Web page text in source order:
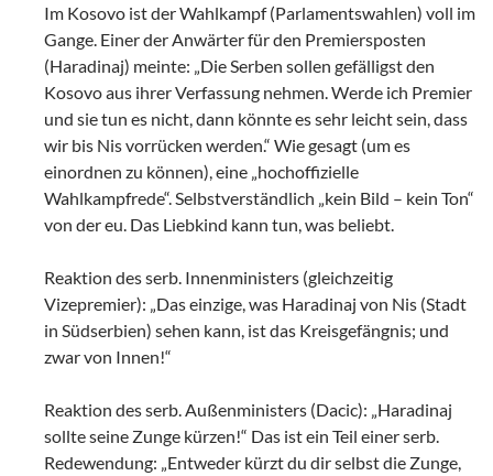
Im Kosovo ist der Wahlkampf (Parlamentswahlen) voll im
Gange. Einer der Anwärter für den Premiersposten
(Haradinaj) meinte: „Die Serben sollen gefälligst den
Kosovo aus ihrer Verfassung nehmen. Werde ich Premier
und sie tun es nicht, dann könnte es sehr leicht sein, dass
wir bis Nis vorrücken werden.“ Wie gesagt (um es
einordnen zu können), eine „hochoffizielle
Wahlkampfrede“. Selbstverständlich „kein Bild – kein Ton“
von der eu. Das Liebkind kann tun, was beliebt.
Reaktion des serb. Innenministers (gleichzeitig
Vizepremier): „Das einzige, was Haradinaj von Nis (Stadt
in Südserbien) sehen kann, ist das Kreisgefängnis; und
zwar von Innen!“
Reaktion des serb. Außenministers (Dacic): „Haradinaj
sollte seine Zunge kürzen!“ Das ist ein Teil einer serb.
Redewendung: „Entweder kürzt du dir selbst die Zunge,